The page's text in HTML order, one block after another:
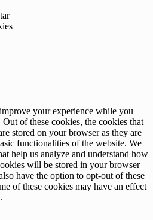
your experience while you
of these cookies, the cookies that
stored on your browser as they are
functionalities of the website. We
help us analyze and understand how
will be stored in your browser
have the option to opt-out of these
of these cookies may have an effect